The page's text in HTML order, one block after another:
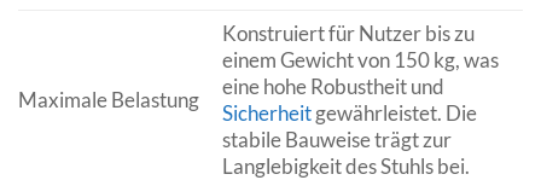
Maximale Belastung
Konstruiert für Nutzer bis zu
einem Gewicht von 150 kg, was
eine hohe Robustheit und
Sicherheitgewährleistet. Die
stabile Bauweise trägt zur
Langlebigkeit des Stuhls bei.